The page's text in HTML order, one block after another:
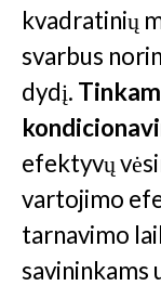
kvadratinių
svarbus
dydį.
efektyvų
vartojimo
tarnavimo
savininkams